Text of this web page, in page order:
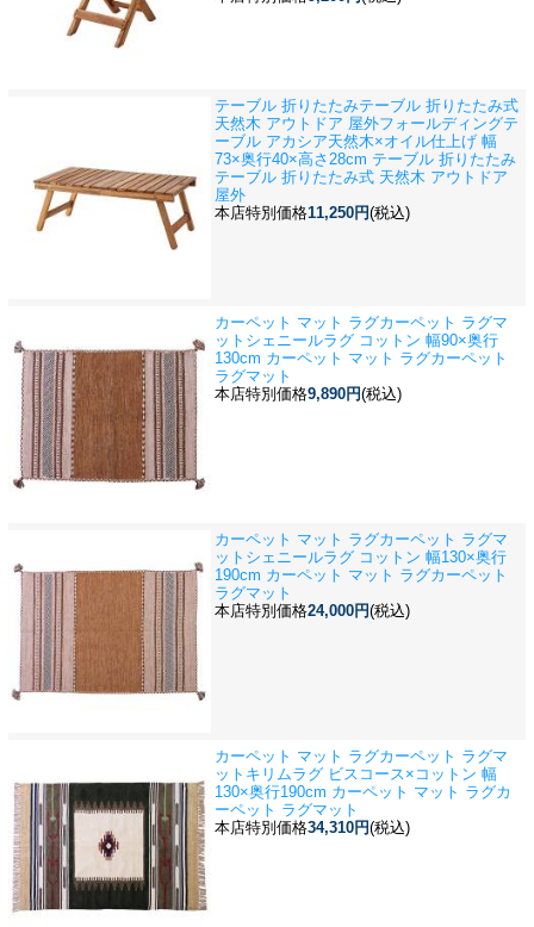
テーブル 折りたたみテーブル 折りたたみ式
天然木 アウトドア 屋外フォールディングテ
ーブル アカシア天然木×オイル仕上げ 幅
73×奥行40×高さ28cm テーブル 折りたたみ
テーブル 折りたたみ式 天然木 アウトドア
屋外
本店特別価格11,250円(税込)
カーペット マット ラグカーペット ラグマ
ット シェニールラグ コットン 幅90×奥行
130cm カーペット マット ラグカーペット
ラグマット
本店特別価格9,890円(税込)
カーペット マット ラグカーペット ラグマ
ット シェニールラグ コットン 幅130×奥行
190cm カーペット マット ラグカーペット
ラグマット
本店特別価格24,000円(税込)
カーペット マット ラグカーペット ラグマ
ット キリムラグ ビスコース×コットン 幅
130×奥行190cm カーペット マット ラグカ
ーペット ラグマット
本店特別価格34,310円(税込)